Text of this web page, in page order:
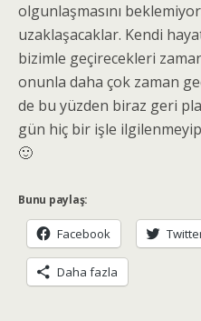
olgunlaşmasını
uzaklaşacaklar. Kendi
bizimle geçirecekleri
onunla daha çok zaman
de bu yüzden biraz geri
gün hiç bir işle
🙂
Bunu paylaş:
Facebook
Daha fazla